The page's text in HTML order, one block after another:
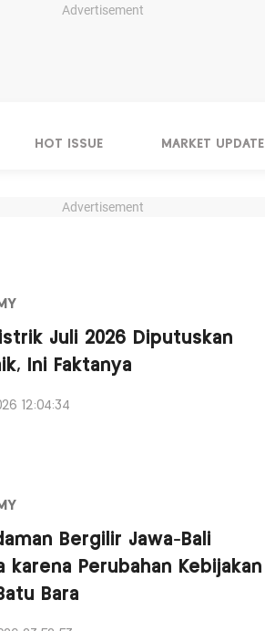
Advertisement
HOT ISSUE MARKET UPDATE
Advertisement
Juli 2026 Diputuskan
Ini Faktanya
12:04:34
Bergilir Jawa-Bali
karena Perubahan Kebijakan
Bara